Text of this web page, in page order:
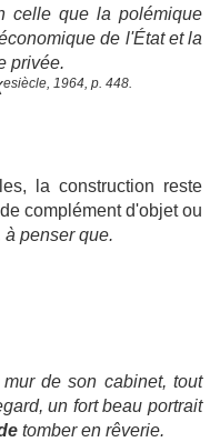
celle que la polémique
de l'État et la
privée.
esiècle, 1964, p. 448.
la construction reste
complément d'objet ou
penser que.
de son cabinet, tout
un fort beau portrait
tomber en rêverie.